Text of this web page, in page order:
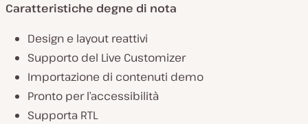
Caratteristiche degne di nota
Design e layout reattivi
Supporto del Live Customizer
Importazione di contenuti demo
Pronto per l’accessibilità
Supporta RTL